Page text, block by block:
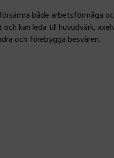
både arbetsförmåga
kan leda till huvudvärk,
och förebygga besvären.